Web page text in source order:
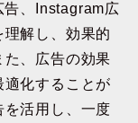
、Instagram広
解し、効果的
、広告の効果
適化することが
活用し、一度